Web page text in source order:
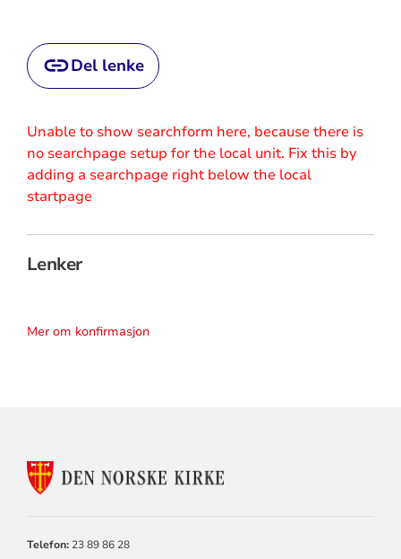
Del lenke
Unable to show searchform here, because there is
no searchpage setup for the local unit. Fix this by
adding a searchpage right below the local
startpage
Lenker
Mer om konfirmasjon
KONTAKTINFORMASJON
FOR
Telefon: 23 89 86 28